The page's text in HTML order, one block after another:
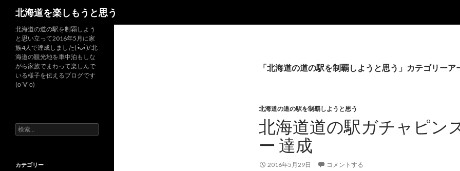
北海道を楽しもうと思う
「北海道の道の駅を制覇しようと思う」カテゴリーア
北海道の道の駅を制覇しようと思う
北海道道の駅ガチャピン
ー 達成
2016年5月29日 コメントする
北海道の道の駅を制覇しよう
と思い立って2016年5月に家
族4人で達成しました( •̀ᴗ•́ )/ 北
海道の観光地を車中泊もしな
がら家族でまわって楽しんで
いる様子を伝えるブログです
(о´∀`о)
検
索
カテゴリー